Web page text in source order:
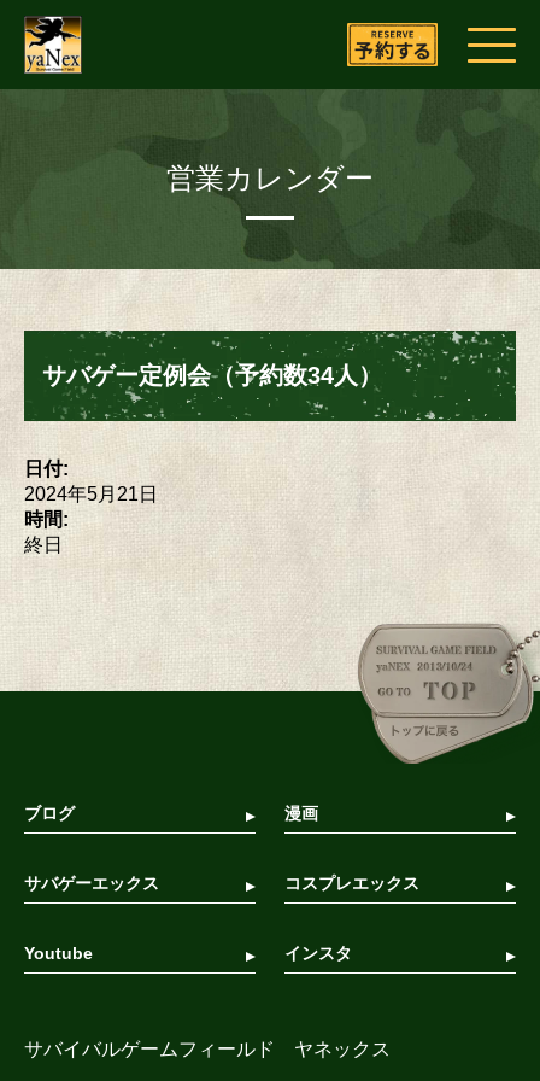
営業カレンダー
サバゲー定例会（予約数34人）
日付:
2024年5月21日
時間:
終日
サバイバルゲームフィールド ヤネックス
ブログ 漫画
サバゲーエックス コスプレエックス
Youtube インスタ